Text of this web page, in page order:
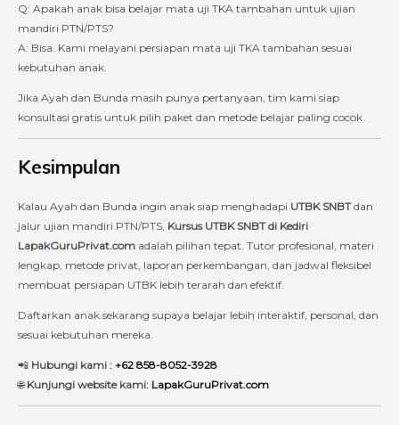
Q: Apakah anak bisa belajar mata uji TKA tambahan untuk ujian
mandiri PTN/PTS?
A: Bisa. Kami melayani persiapan mata uji TKA tambahan sesuai
kebutuhan anak.
Jika Ayah dan Bunda masih punya pertanyaan, tim kami siap
konsultasi gratis untuk pilih paket dan metode belajar paling cocok.
Kesimpulan
Kalau Ayah dan Bunda ingin anak siap menghadapi UTBK SNBTdan
jalur ujian mandiri PTN/PTS, Kursus UTBK SNBT di Kediri
LapakGuruPrivat.com adalah pilihan tepat. Tutor profesional, materi
lengkap, metode privat, laporan perkembangan, dan jadwal fleksibel
membuat persiapan UTBK lebih terarah dan efektif.
Daftarkan anak sekarang supaya belajar lebih interaktif, personal, dan
sesuai kebutuhan mereka.
📲 Hubungi kami : +62 858-8052-3928
🌐Kunjungi website kami: LapakGuruPrivat.com